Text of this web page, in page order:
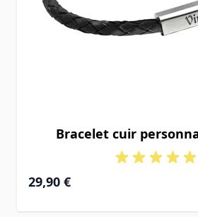
Bracelet cuir
29,90 €